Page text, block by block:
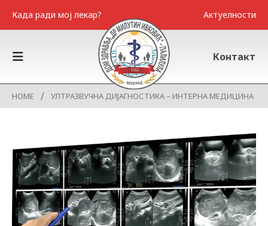
Када ради мој лекар? Актуелности
Контакт
HOME УЛТРАЗВУЧНА ДИЈАГНОСТИКА – ИНТЕРНА МЕДИЦИНА